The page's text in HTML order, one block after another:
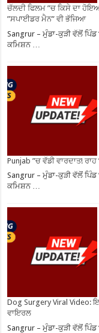
ਚੱਲਦੀ ਫਿਲਮ ”ਚ ਕਿਸੇ ਦਾ
”ਸਪਾਈਡਰ ਮੈਨ” ਵੀ ਭੱਜਿਆ
Sangrur – ਮੁੰਡਾ-ਕੁੜੀ ਵੱਲੋਂ ਪਿੰਡ
ਕਮਿਸ਼ਨ …
Punjab ”ਚ ਵੱਡੀ ਵਾਰਦਾਤ!
Sangrur – ਮੁੰਡਾ-ਕੁੜੀ ਵੱਲੋਂ ਪਿੰਡ
ਕਮਿਸ਼ਨ …
Dog Surgery Viral Video:
ਵਾਇਰਲ
Sangrur – ਮੁੰਡਾ-ਕੁੜੀ ਵੱਲੋਂ ਪਿੰਡ